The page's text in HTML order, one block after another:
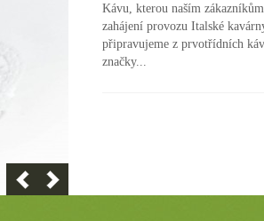
Kávu, kterou naším
zahájení­ provozu Italské
připravujeme z prvotří­dní­ch
značky...